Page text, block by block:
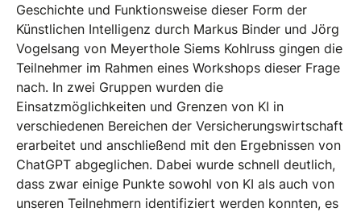
Geschichte und Funktionsweise dieser Form der
Künstlichen Intelligenz durch Markus Binder und Jörg
Vogelsang von Meyerthole Siems Kohlruss gingen die
Teilnehmer im Rahmen eines Workshops dieser Frage
nach. In zwei Gruppen wurden die
Einsatzmöglichkeiten und Grenzen von KI in
verschiedenen Bereichen der Versicherungswirtschaft
erarbeitet und anschließend mit den Ergebnissen von
ChatGPT abgeglichen. Dabei wurde schnell deutlich,
dass zwar einige Punkte sowohl von KI als auch von
unseren Teilnehmern identifiziert werden konnten, es